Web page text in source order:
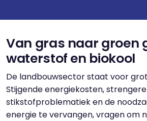
Van gras naar groen
waterstof en biokool
De landbouwsector staat voor
Stijgende energiekosten,
stikstofproblematiek en de
energie te vervangen, vragen om